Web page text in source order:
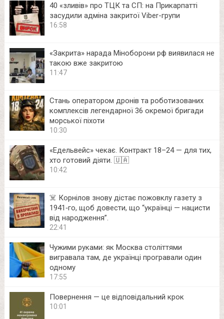
40 «зливів» про ТЦК та СП: на Прикарпатті
засудили адміна закритої Viber-групи
16:58
«Закрита» нарада Міноборони рф виявилася не
такою вже закритою
11:47
Стань оператором дронів та роботизованих
комплексів легендарної 36 окремої бригади
морської піхоти
10:30
«Едельвейс» чекає. Контракт 18–24 — для тих,
хто готовий діяти. 🇺🇦
10:42
☠️ Корнілов знову дістає пожовклу газету з
1941‑го, щоб довести, що “українці — нацисти
від народження”.
22:41
Чужими руками: як Москва століттями
вигравала там, де українці програвали один
одному
17:55
Повернення — це відповідальний крок
10:01